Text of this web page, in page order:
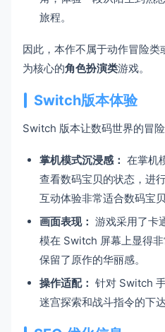
旅程。
因此，本作不属于动作冒险
为核心的角色扮演类游戏。
Switch版本体验
Switch 版本让数码世界的冒险
掌机模式沉浸感： 在掌机
查看数码宝贝的状态，进
互动体验非常适合数码宝
画面表现： 游戏采用了卡
模在 Switch 屏幕上显得
保留了原作的华丽感。
操作适配： 针对 Switch
迷宫探索和战斗指令的下